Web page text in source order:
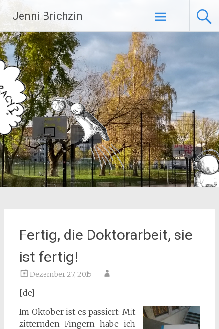
Jenni Brichzin
Zum
Inhalt
springen
Fertig, die Doktorarbeit, sie
ist fertig!
Dezember 27, 2015
[:de]
Im Oktober ist es passiert: Mit
zitternden Fingern habe ich